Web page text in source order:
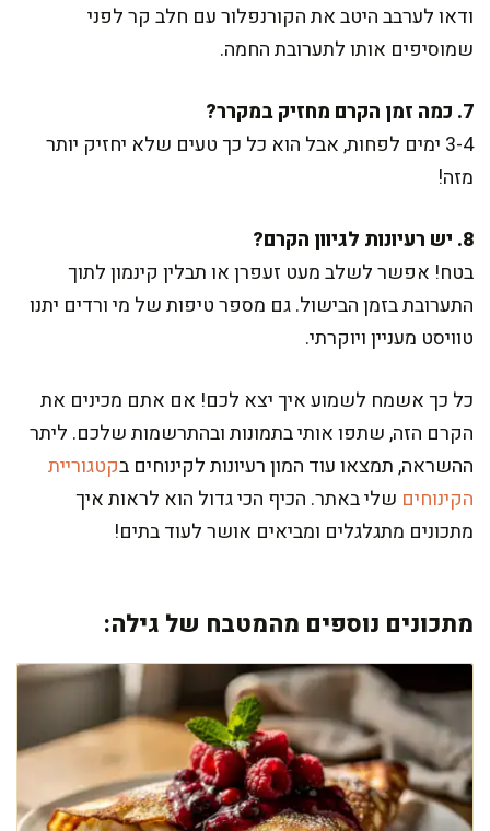
ודאו לערבב היטב את הקורנפלור עם חלב קר לפני
שמוסיפים אותו לתערובת החמה.
7. כמה זמן הקרם מחזיק במקרר?
3-4 ימים לפחות, אבל הוא כל כך טעים שלא יחזיק יותר
מזה!
8. יש רעיונות לגיוון הקרם?
בטח! אפשר לשלב מעט זעפרן או תבלין קינמון לתוך
התערובת בזמן הבישול. גם מספר טיפות של מי ורדים יתנו
טוויסט מעניין ויוקרתי.
כל כך אשמח לשמוע איך יצא לכם! אם אתם מכינים את
הקרם הזה, שתפו אותי בתמונות ובהתרשמות שלכם. ליתר
ההשראה, תמצאו עוד המון רעיונות לקינוחים בקטגוריית
הקינוחים שלי באתר. הכיף הכי גדול הוא לראות איך
מתכונים מתגלגלים ומביאים אושר לעוד בתים!
מתכונים נוספים מהמטבח של גילה: